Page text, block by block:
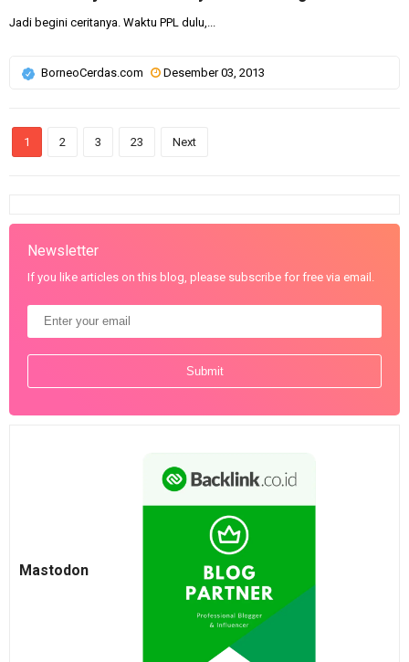
Jadi begini ceritanya. Waktu PPL dulu,...
BorneoCerdas.com Desember 03, 2013
1 2 3 23 Next
Newsletter
If you like articles on this blog, please subscribe for free via email.
Mastodon